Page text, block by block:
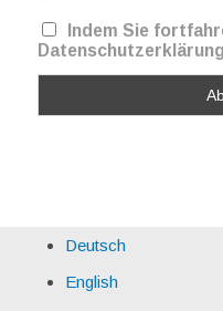
Indem Sie
Deutsch
English